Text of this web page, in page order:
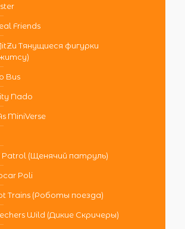
Friends
Тянущиеся фигурки
Bus
Nado
MiniVerse
Patrol (Щенячий патруль)
Poli
Trains (Роботы поезда)
Wild (Дикие Скричеры)